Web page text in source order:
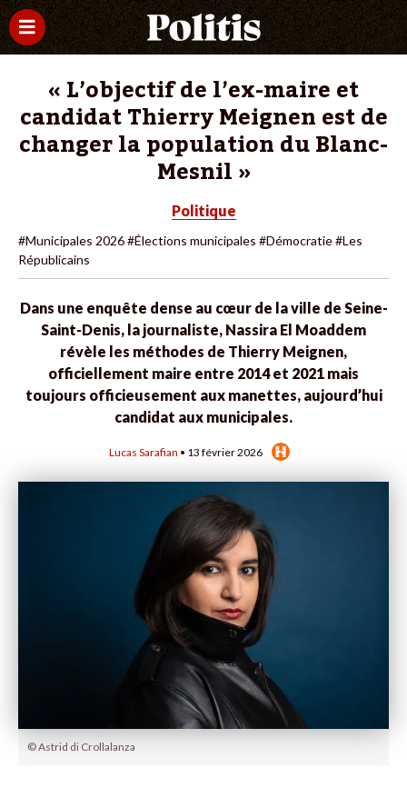
« L’objectif de l’ex-maire et
candidat Thierry Meignen est de
changer la population du Blanc-
Mesnil »
Politique
#Municipales 2026#Élections municipales #Démocratie#Les
Républicains
Dans une enquête dense au cœur de la ville de Seine-
Saint-Denis, la journaliste, Nassira El Moaddem
révèle les méthodes de Thierry Meignen,
officiellement maire entre 2014 et 2021 mais
toujours officieusement aux manettes, aujourd’hui
candidat aux municipales.
Lucas Sarafian • 13 février 2026
© Astrid di Crollalanza